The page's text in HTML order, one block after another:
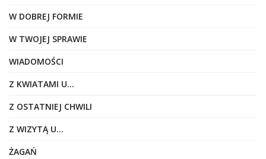
W DOBREJ FORMIE
W TWOJEJ SPRAWIE
WIADOMOŚCI
Z KWIATAMI U…
Z OSTATNIEJ CHWILI
Z WIZYTĄ U…
ŻAGAŃ